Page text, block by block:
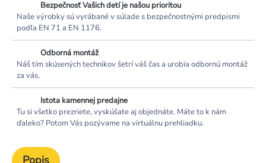
Bezpečnosť Vašich detí je našou prioritou
Naše výrobky sú vyrábané v súlade s bezpečnostnými predpismi
podľa EN 71 a EN 1176.
Odborná montáž
Náš tím skúsených technikov šetrí váš čas a urobia odbornú montáž
za vás.
Istota kamennej predajne
Tu si všetko prezriete, vyskúšate aj objednáte. Máte to k nám
ďaleko? Potom Vás pozývame na virtuálnu prehliadku.
Popis